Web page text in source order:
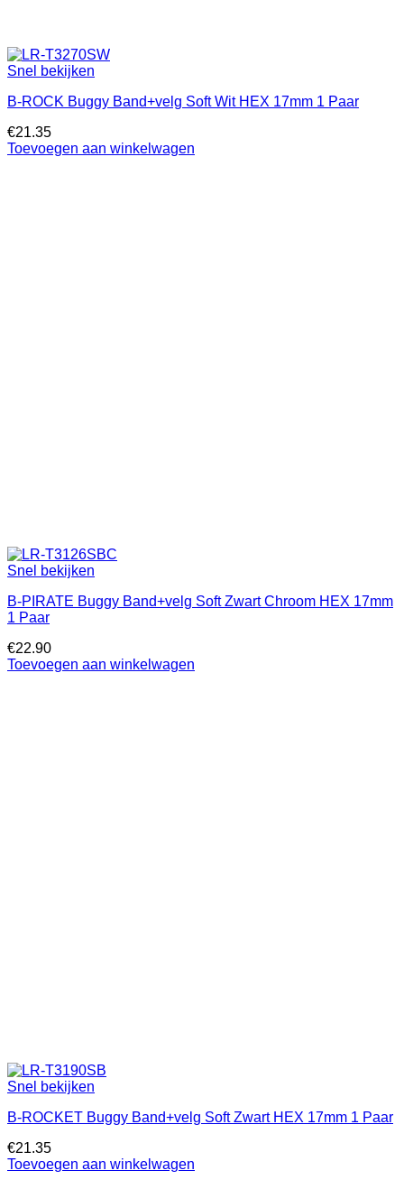
Snel bekijken
B-ROCK Buggy Band+velg Soft Wit HEX 17mm 1 Paar
€21.35
Toevoegen aan winkelwagen
Snel bekijken
B-PIRATE Buggy Band+velg Soft Zwart Chroom HEX 17mm
1 Paar
€22.90
Toevoegen aan winkelwagen
Snel bekijken
B-ROCKET Buggy Band+velg Soft Zwart HEX 17mm 1 Paar
€21.35
Toevoegen aan winkelwagen